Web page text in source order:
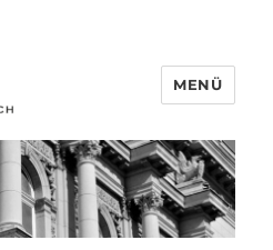
MENÜ